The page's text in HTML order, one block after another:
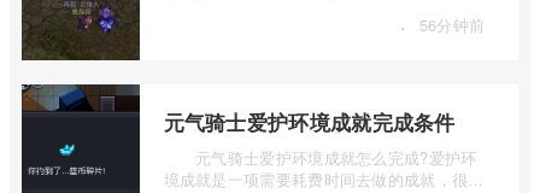
· 56分钟前
元气骑士爱护环境成就完成条件
元气骑士爱护环境成就怎么完成?爱护环
境成就是一项需要耗费时间去做的成就，很多